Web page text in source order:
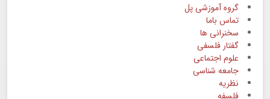
گروه آموزشی پل
تماس باما
سخنرانی ها
گفتار فلسفی
علوم اجتماعی
جامعه شناسی
نظریه
فلسفه